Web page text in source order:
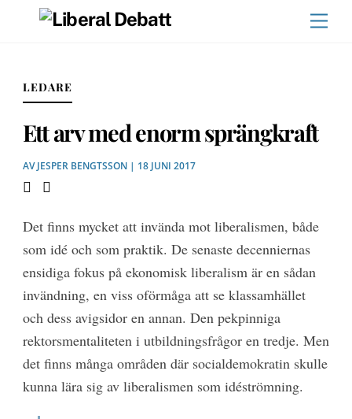
LEDARE
Ett arv med enorm sprängkraft
AVJESPER BENGTSSON| 18 JUNI 2017
Det finns mycket att invända mot liberalismen, både
som idé och som praktik. De senaste decenniernas
ensidiga fokus på ekonomisk liberalism är en sådan
invändning, en viss oförmåga att se klassamhället
och dess avigsidor en annan. Den pekpinniga
rektorsmentaliteten i utbildningsfrågor en tredje. Men
det finns många områden där socialdemokratin skulle
kunna lära sig av liberalismen som idéströmning.